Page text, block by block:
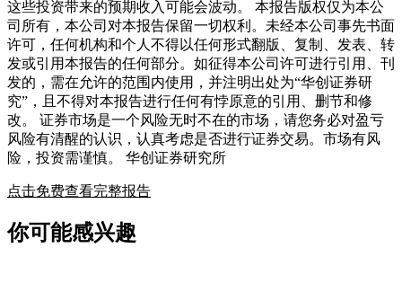
这些投资带来的预期收入可能会波动。 本报告版权仅为本公
司所有，本公司对本报告保留一切权利。未经本公司事先书面
许可，任何机构和个人不得以任何形式翻版、复制、发表、转
发或引用本报告的任何部分。如征得本公司许可进行引用、刊
发的，需在允许的范围内使用，并注明出处为“华创证券研
究”，且不得对本报告进行任何有悖原意的引用、删节和修
改。 证券市场是一个风险无时不在的市场，请您务必对盈亏
风险有清醒的认识，认真考虑是否进行证券交易。市场有风
险，投资需谨慎。 华创证券研究所
点击免费查看完整报告
你可能感兴趣